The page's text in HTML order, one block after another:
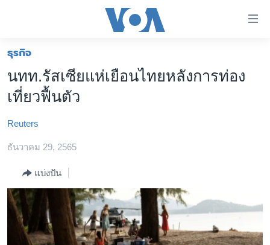
ต่อ
ไป
เนื้อหา
ข้าม
ไป
ข้าม
ไป
หน้าหลัก
โลก
เอเชีย
สหรัฐฯ
ไทย
ธุรกิจ
วิทยาศาสตร์
สังคมและสุขภาพ
ไลฟ์สไตล์
ธุรกิจ
นทท.รัสเซียแห่เยือนไทยหลังการท่อง
เที่ยวฟื้นตัว
Reuters
ธันวาคม 29, 2565
แบ่งปัน